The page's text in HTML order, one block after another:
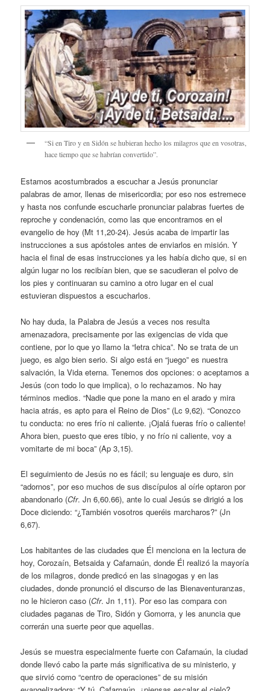
“Si en Tiro y en Sidón se hubieran hecho los milagros que en vosotras,
hace tiempo que se habrían convertido”.
Estamos acostumbrados a escuchar a Jesús pronunciar
palabras de amor, llenas de misericordia; por eso nos estremece
y hasta nos confunde escucharle pronunciar palabras fuertes de
reproche y condenación, como las que encontramos en el
evangelio de hoy (Mt 11,20-24). Jesús acaba de impartir las
instrucciones a sus apóstoles antes de enviarlos en misión. Y
hacia el final de esas instrucciones ya les había dicho que, si en
algún lugar no los recibían bien, que se sacudieran el polvo de
los pies y continuaran su camino a otro lugar en el cual
estuvieran dispuestos a escucharlos.
No hay duda, la Palabra de Jesús a veces nos resulta
amenazadora, precisamente por las exigencias de vida que
contiene, por lo que yo llamo la “letra chica”. No se trata de un
juego, es algo bien serio. Si algo está en “juego” es nuestra
salvación, la Vida eterna. Tenemos dos opciones: o aceptamos a
Jesús (con todo lo que implica), o lo rechazamos. No hay
términos medios. “Nadie que pone la mano en el arado y mira
hacia atrás, es apto para el Reino de Dios” (Lc 9,62). “Conozco
tu conducta: no eres frío ni caliente. ¡Ojalá fueras frío o caliente!
Ahora bien, puesto que eres tibio, y no frío ni caliente, voy a
vomitarte de mi boca” (Ap 3,15).
El seguimiento de Jesús no es fácil; su lenguaje es duro, sin
“adornos”, por eso muchos de sus discípulos al oírle optaron por
abandonarlo (Cfr. Jn 6,60.66), ante lo cual Jesús se dirigió a los
Doce diciendo: “¿También vosotros queréis marcharos?” (Jn
6,67).
Los habitantes de las ciudades que Él menciona en la lectura de
hoy, Corozaín, Betsaida y Cafarnaún, donde Él realizó la mayoría
de los milagros, donde predicó en las sinagogas y en las
ciudades, donde pronunció el discurso de las Bienaventuranzas,
no le hicieron caso (Cfr. Jn 1,11). Por eso las compara con
ciudades paganas de Tiro, Sidón y Gomorra, y les anuncia que
correrán una suerte peor que aquellas.
Jesús se muestra especialmente fuerte con Cafarnaún, la ciudad
donde llevó cabo la parte más significativa de su ministerio, y
que sirvió como “centro de operaciones” de su misión